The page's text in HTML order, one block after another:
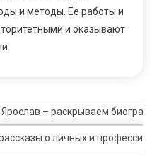
и методы. Ее работы и
и оказывают
– раскрываем
о личных и